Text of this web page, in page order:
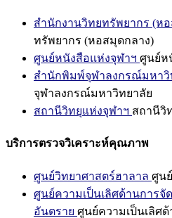
สำนักงานวิทยทรัพยากร (ห
ทรัพยากร (หอสมุดกลาง)
ศูนย์หนังสือแห่งจุฬาฯ ศูนย์ห
สำนักพิมพ์จุฬาลงกรณ์มหาวิ
จุฬาลงกรณ์มหาวิทยาลัย
สถานีวิทยุแห่งจุฬาฯ สถานีวิ
บริการตรวจวิเคราะห์คุณภาพ
ศูนย์วิทยาศาสตร์ฮาลาล ศูน
ศูนย์ความเป็นเลิศด้านการจั
อันตราย ศูนย์ความเป็นเลิศ